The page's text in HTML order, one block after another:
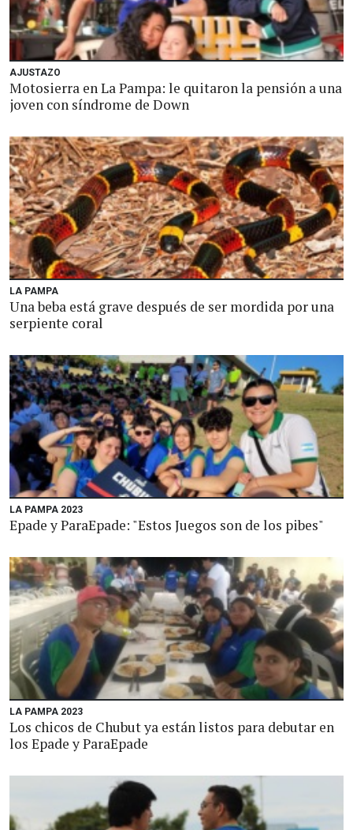
AJUSTAZO
Motosierra en La Pampa: le quitaron la pensión a una
joven con síndrome de Down
LA PAMPA
Una beba está grave después de ser mordida por una
serpiente coral
LA PAMPA 2023
Epade y ParaEpade: "Estos Juegos son de los pibes"
LA PAMPA 2023
Los chicos de Chubut ya están listos para debutar en
los Epade y ParaEpade